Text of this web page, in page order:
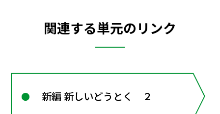
関連する単元のリンク
新編 新しいどうとく ２